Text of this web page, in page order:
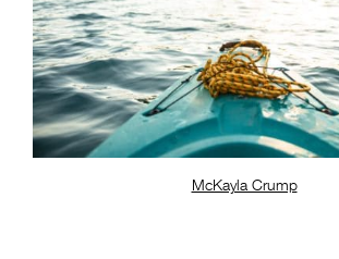
McKayla Crump